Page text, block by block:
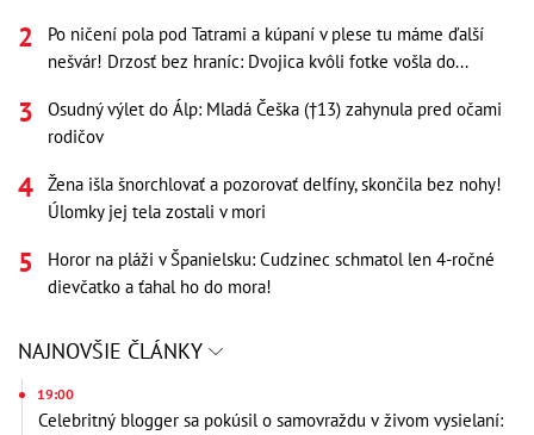
Po ničení pola pod Tatrami a kúpaní v plese tu máme ďalší
nešvár! Drzosť bez hraníc: Dvojica kvôli fotke vošla do...
Osudný výlet do Álp: Mladá Češka (†13) zahynula pred očami
rodičov
Žena išla šnorchlovať a pozorovať delfíny, skončila bez nohy!
Úlomky jej tela zostali v mori
Horor na pláži v Španielsku: Cudzinec schmatol len 4-ročné
dievčatko a ťahal ho do mora!
NAJNOVŠIE ČLÁNKY
19:00
Celebritný blogger sa pokúsil o samovraždu v živom vysielaní: